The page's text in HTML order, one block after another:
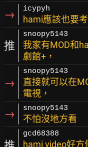
→ icypyh
hami應該也要
推
snoopy5143
我家有MOD和
劇館+，
→
snoopy5143
直接就可以在
電視，
→ snoopy5143
不怕沒地方看
gcd68388
hami video好方